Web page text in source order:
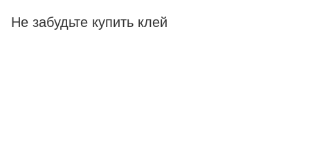
Не забудьте купить клей